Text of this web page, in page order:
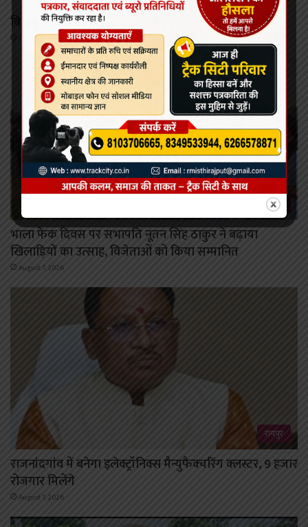
बिजली कंपनी में बंपर भर्ती
August 8, 2026
कोरबा
भाला फेंक दिवस पर सभापति नूतन सिंह ठाकुर ने बढ़ाया
खिलाड़ियों का उत्साह, विजेताओं को किया सम्मानित
August 7, 2026
रायपुर
राजनांदगांव में बनेगा इलेक्ट्रॉनिक्स मैन्युफैक्चरिंग क्लस्टर, 9 हजार
रोजगार मिलेंगे
August 7, 2026